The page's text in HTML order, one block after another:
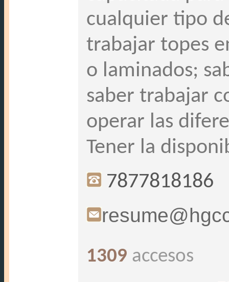
cualquier tipo
trabajar topes
o laminados;
saber trabajar
operar las
Tener la
7877818186
1309 accesos